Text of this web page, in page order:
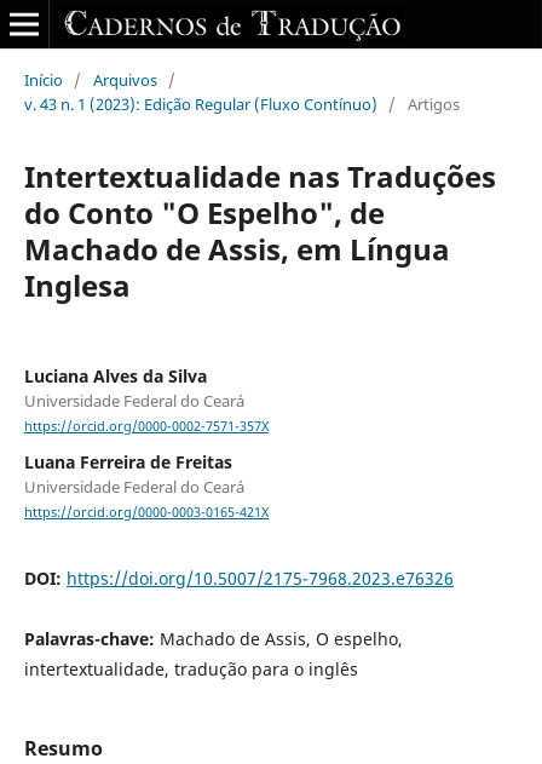
Início / Arquivos /
v. 43 n. 1 (2023): Edição Regular (Fluxo Contínuo)
/ Artigos
Intertextualidade nas Traduções
do Conto "O Espelho", de
Machado de Assis, em Língua
Inglesa
Luciana Alves da Silva
Universidade Federal do Ceará
https://orcid.org/0000-0002-7571-357X
Luana Ferreira de Freitas
Universidade Federal do Ceará
https://orcid.org/0000-0003-0165-421X
DOI: https://doi.org/10.5007/2175-7968.2023.e76326
Palavras-chave: Machado de Assis, O espelho,
intertextualidade, tradução para o inglês
Resumo